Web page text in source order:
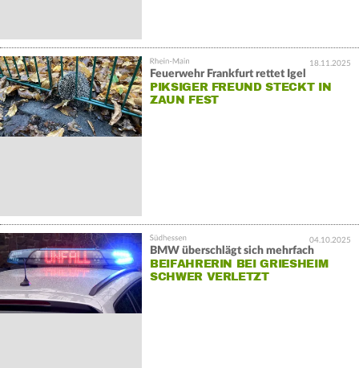
18.11.2025
Feuerwehr Frankfurt rettet Igel
PIKSIGER FREUND STECKT IN
ZAUN FEST
04.10.2025
BMW überschlägt sich mehrfach
BEIFAHRERIN BEI GRIESHEIM
SCHWER VERLETZT